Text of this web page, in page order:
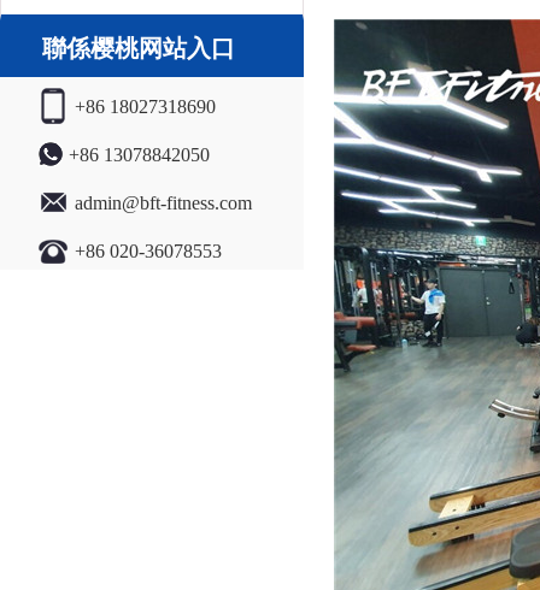
聯係樱桃网站入口
+86 18027318690
+86 13078842050
admin@bft-fitness.com
+86 020-36078553